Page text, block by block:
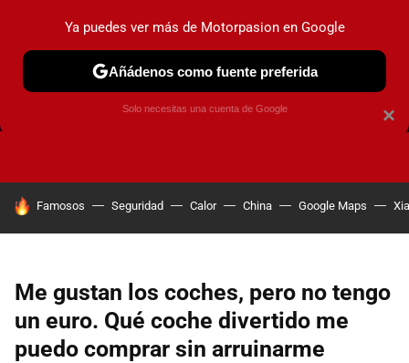
CAMBIO DE ACEITE AIRE ACONDICIONADO
HOY SE HABLA DE
Famosos Seguridad Calor China Google Maps
Me gustan los coches, pero no tengo
un euro. Qué coche divertido me
puedo comprar sin arruinarme
×
Ya puedes ver más de Motorpasion en Google
Añádenos como fuente preferida
Solo necesitas una cuenta de Google